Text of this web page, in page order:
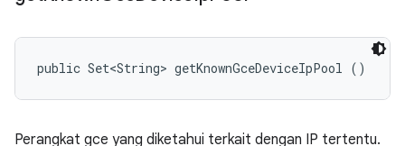
public Set<String> getKnownGceDeviceIpPool ()
Perangkat gce yang diketahui terkait dengan IP tertentu.